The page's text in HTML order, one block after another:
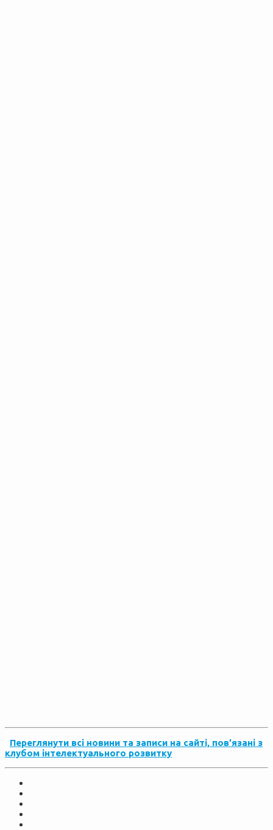
Переглянути всі новини та записи на сайті, пов’язані з
клубом інтелектуального розвитку